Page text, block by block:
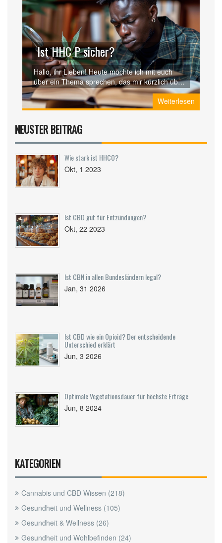
Ist HHC P sicher?
Hallo, ihr Lieben! Heute möchte ich mit euch
über ein Thema sprechen, das mir kürzlich über
den Weg gelaufen ist - Ist HHC P sicher? Wir
werden zusammen Erfahrungen, Risiken und
allgemeine Informationen über HHC P
Informationen nützlich und sie helfen euch bei
eurer eigenen Recherche. Bleibt sicher und
informiert, meine Damen!
Weiterlesen
NEUSTER BEITRAG
Wie stark ist HHCO?
Okt, 1 2023
Ist CBD gut für Entzündungen?
Okt, 22 2023
Ist CBN in allen Bundesländern legal?
Jan, 31 2026
Ist CBD wie ein Opioid? Der entscheidende
Unterschied erklärt
Jun, 3 2026
Optimale Vegetationsdauer für höchste Erträge
Jun, 8 2024
KATEGORIEN
Cannabis und CBD Wissen (218)
Gesundheit und Wellness (105)
Gesundheit & Wellness (26)
Gesundheit und Wohlbefinden (24)